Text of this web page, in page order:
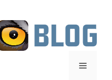
Menü